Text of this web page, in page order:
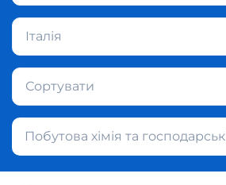
Італія
Сортувати
Побутова хімія та